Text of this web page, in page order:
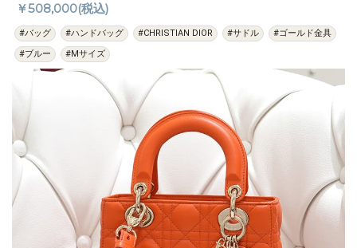
￥508,000(税込)
#バッグ #ハンドバッグ #CHRISTIAN DIOR #サドル
#ゴールド金具
#ブルー
#Mサイズ